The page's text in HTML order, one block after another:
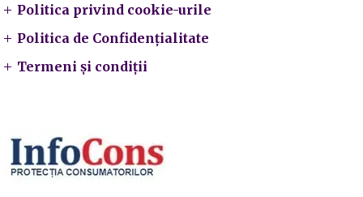
Politica privind cookie-urile
Politica de Confidențialitate
Termeni și condiții